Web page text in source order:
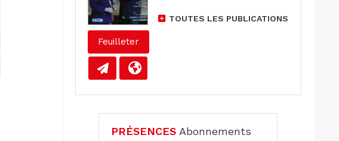
Feuilleter
TOUTES LES PUBLICATIONS
PRÉSENCES Abonnements